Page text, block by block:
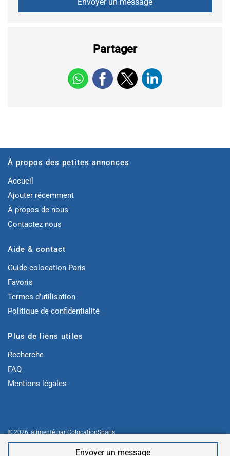
Partager
À propos des petites annonces
Accueil
Ajouter récemment
À propos de nous
Contactez nous
Aide & contact
Guide colocation Paris
Favoris
Termes d’utilisation
Politique de confidentialité
Plus de liens utiles
Recherche
FAQ
Mentions légales
© 2026, alimenté parColocationSparis